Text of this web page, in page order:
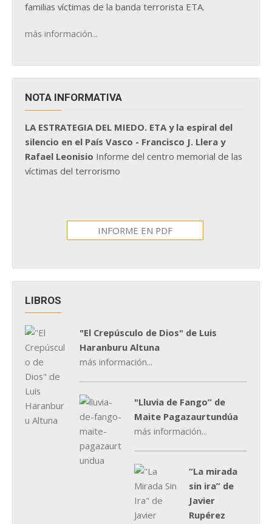
familias víctimas de la banda terrorista ETA.
más información...
NOTA INFORMATIVA
LA ESTRATEGIA DEL MIEDO. ETA y la espiral del
silencio en el País Vasco - Francisco J. Llera y
Rafael Leonisio Informe del centro memorial de las
víctimas del terrorismo
INFORME EN PDF
LIBROS
"El Crepúsculo de Dios" de Luis
Haranburu Altuna
más información...
"Lluvia de Fango” de
Maite Pagazaurtundúa
más información...
“La mirada
sin ira” de
Javier
Rupérez